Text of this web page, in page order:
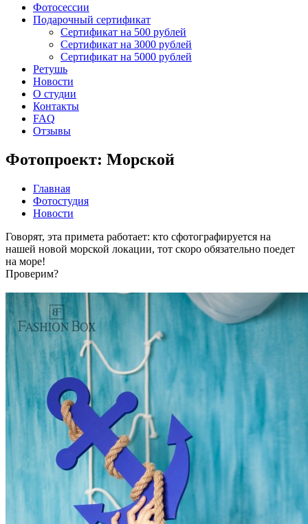
Фотосессии
Подарочный сертификат
Сертификат на 500 рублей
Сертификат на 3000 рублей
Сертификат на 5000 рублей
Ретушь
Новости
О студии
Контакты
FAQ
Отзывы
Фотопроект: Морской
Главная
Фотостудия
Новости
Говорят, эта примета работает: кто сфотографируется на
нашей новой морской локации, тот скоро обязательно поедет
на море!
Проверим?